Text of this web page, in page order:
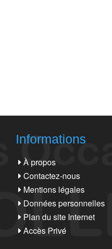
Informations
À propos
Contactez-nous
Mentions légales
Données personnelles
Plan du site Internet
Accès Privé